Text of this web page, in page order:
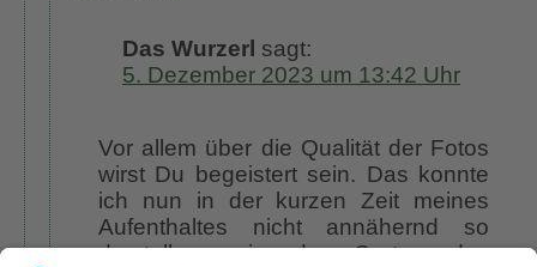
Das Wurzerl sagt:
5. Dezember 2023 um 13:42 Uhr
Vor allem über die Qualität der Fotos
wirst Du begeistert sein. Das konnte
ich nun in der kurzen Zeit meines
Aufenthaltes nicht annähernd so
darstellen, wie der Garten das